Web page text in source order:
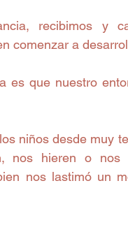
recibimos y
comenzar a
que nuestro
niños desde muy
nos hieren o nos
nos lastimó un